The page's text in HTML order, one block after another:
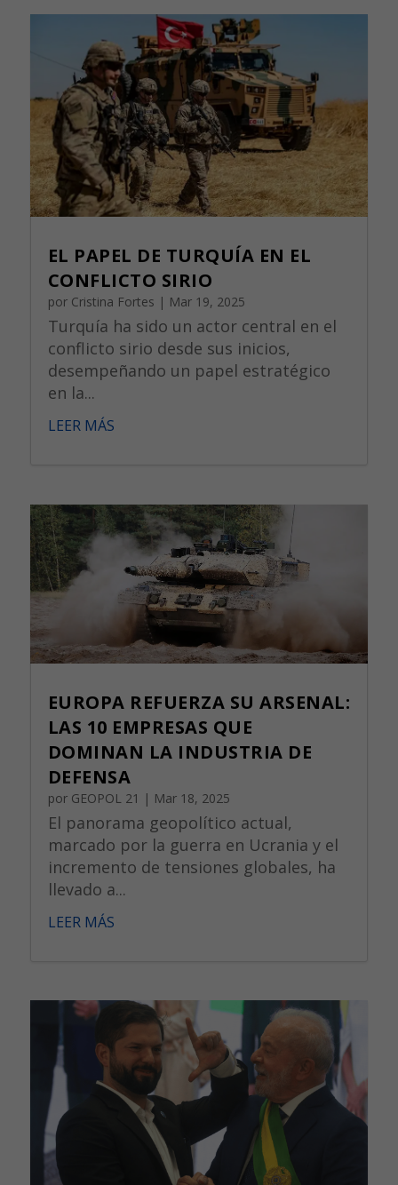
EL PAPEL DE TURQUÍA EN EL
CONFLICTO SIRIO
por Cristina Fortes | Mar 19, 2025
Turquía ha sido un actor central en el
conflicto sirio desde sus inicios,
desempeñando un papel estratégico
en la...
LEER MÁS
EUROPA REFUERZA SU ARSENAL:
LAS 10 EMPRESAS QUE
DOMINAN LA INDUSTRIA DE
DEFENSA
por GEOPOL 21 | Mar 18, 2025
El panorama geopolítico actual,
marcado por la guerra en Ucrania y el
incremento de tensiones globales, ha
llevado a...
LEER MÁS